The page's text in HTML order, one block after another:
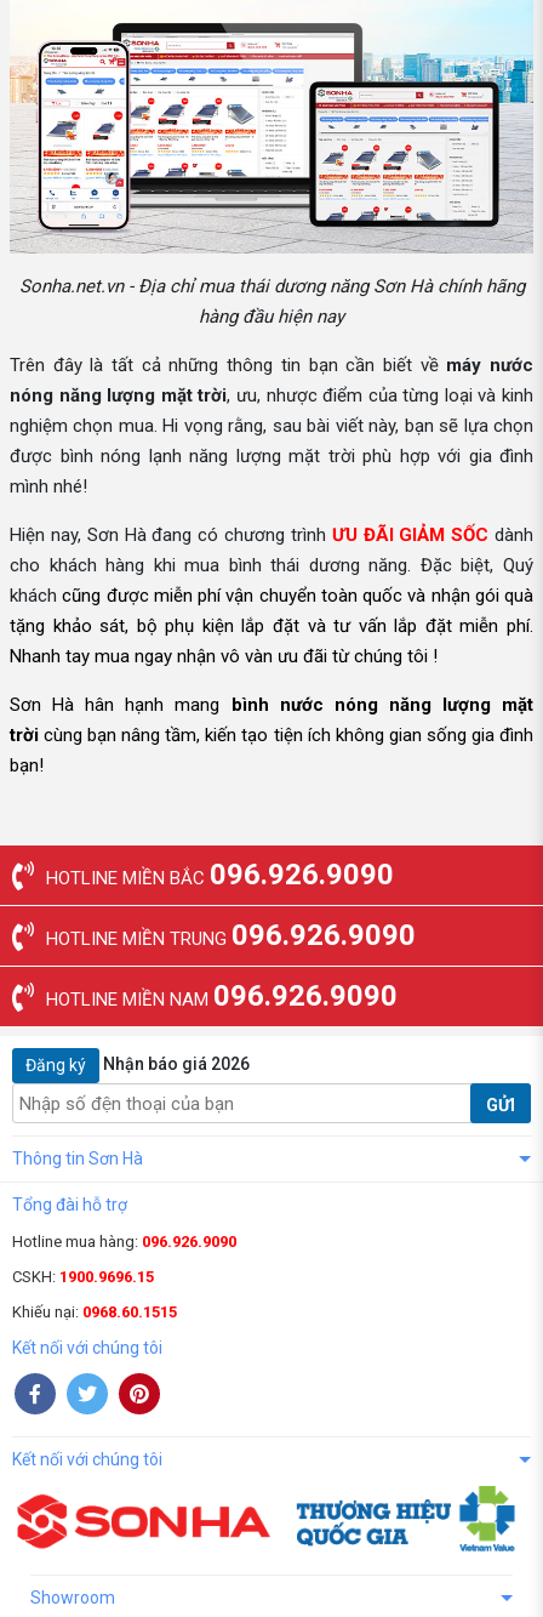
Sonha.net.vn - Địa chỉ mua thái dương năng Sơn Hà chính hãng
hàng đầu hiện nay
Trên đây là tất cả những thông tin bạn cần biết về máy nước
nóng năng lượng mặt trời, ưu, nhược điểm của từng loại và kinh
nghiệm chọn mua. Hi vọng rằng, sau bài viết này, bạn sẽ lựa chọn
được bình nóng lạnh năng lượng mặt trời phù hợp với gia đình
mình nhé!
Hiện nay, Sơn Hà đang có chương trình ƯU ĐÃI GIẢM SỐC dành
cho khách hàng khi mua bình thái dương năng. Đặc biệt, Quý
kháchcũng được miễn phí vận chuyển toàn quốc và nhận gói quà
tặng khảo sát, bộ phụ kiện lắp đặt và tư vấn lắp đặt miễn phí.
Nhanh tay mua ngay nhận vô vàn ưu đãi từ chúng tôi !
Sơn Hà hân hạnh mang
bình nước nóng năng lượng mặt
trời cùng bạn nâng tầm, kiến tạo tiện ích không gian sống gia đình
bạn!
HOTLINE MIỀN BẮC 096.926.9090
HOTLINE MIỀN TRUNG 096.926.9090
HOTLINE MIỀN NAM 096.926.9090
Đăng ký Nhận báo giá 2026
GỬI
Thông tin Sơn Hà
Tổng đài hỗ trợ
Hotline mua hàng: 096.926.9090
CSKH: 1900.9696.15
Khiếu nại: 0968.60.1515
Kết nối với chúng tôi
Kết nối với chúng tôi
Showroom